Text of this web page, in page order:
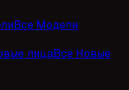
Все Модели
лицаВсе Новые